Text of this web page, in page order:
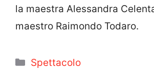
la maestra Alessandra
maestro Raimondo Todaro.
Categorie
Spettacolo